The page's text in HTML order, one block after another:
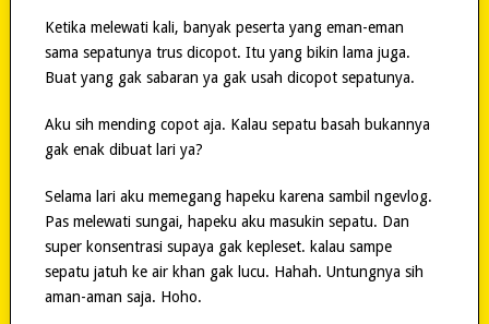
Ketika melewati kali, banyak peserta yang eman-eman
sama sepatunya trus dicopot. Itu yang bikin lama juga.
Buat yang gak sabaran ya gak usah dicopot sepatunya.
Aku sih mending copot aja. Kalau sepatu basah bukannya
gak enak dibuat lari ya?
Selama lari aku memegang hapeku karena sambil ngevlog.
Pas melewati sungai, hapeku aku masukin sepatu. Dan
super konsentrasi supaya gak kepleset. kalau sampe
sepatu jatuh ke air khan gak lucu. Hahah. Untungnya sih
aman-aman saja. Hoho.